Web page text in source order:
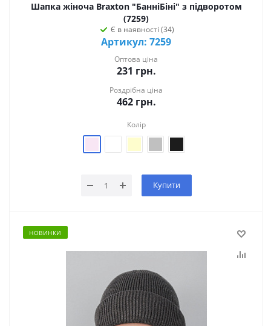
Шапка жіноча Braxton "БанніБіні" з підворотом
(7259)
Є в наявності (34)
Артикул: 7259
Оптова ціна
231 грн.
Роздрібна ціна
462грн.
Колір
Купити
НОВИНКИ